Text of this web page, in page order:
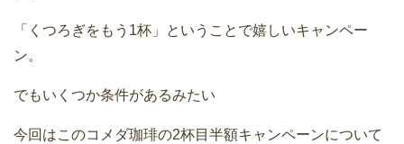
「くつろぎをもう1杯」ということで嬉しいキャンペー
ン。
でもいくつか条件があるみたい
今回はこのコメダ珈琲の2杯目半額キャンペーンについて